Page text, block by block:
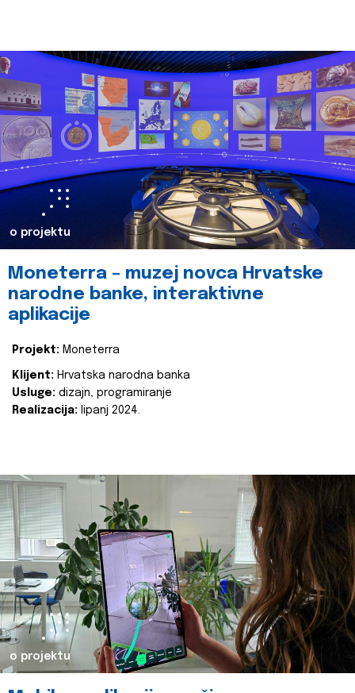
o projektu
Moneterra – muzej novca Hrvatske
narodne banke, interaktivne
aplikacije
Projekt: Moneterra
Klijent: Hrvatska narodna banka
Usluge: dizajn, programiranje
Realizacija: lipanj 2024.
o projektu